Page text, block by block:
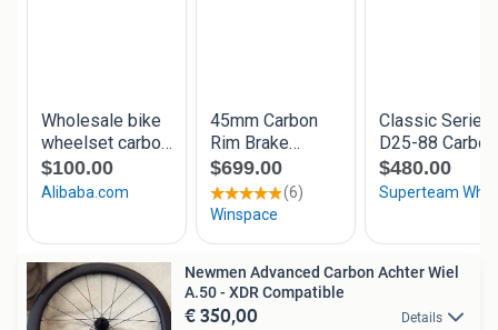
Newmen Advanced Carbon Achter Wiel
A.50 - XDR Compatible
€ 350,00 Details